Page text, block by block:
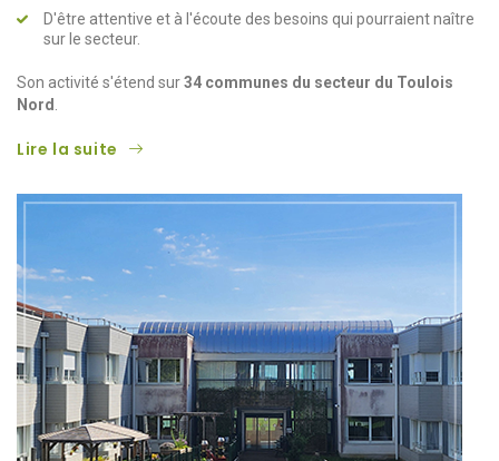
D'être attentive et à l'écoute des besoins qui pourraient naître
sur le secteur.
Son activité s'étend sur34 communes du secteur du Toulois
Nord .
Lire la suite